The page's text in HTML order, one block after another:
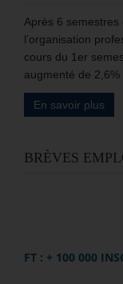
Après 6 semestres
l’organisation
cours du 1er
augmenté de
En savoir plus
BRÈVES
FT : + 100 000